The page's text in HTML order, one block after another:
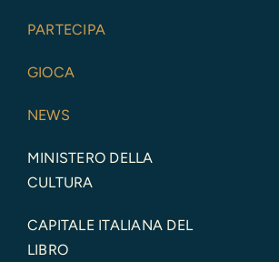
PARTECIPA
GIOCA
NEWS
MINISTERO DELLA
CULTURA
CAPITALE ITALIANA DEL
LIBRO